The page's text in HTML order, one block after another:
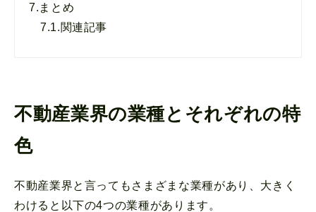
7. まとめ
7.1.関連記事
不動産業界の業種とそれぞれの特
色
不動産業界と言ってもさまざまな業種があり、大きく
わけると以下の4つの業種があります。